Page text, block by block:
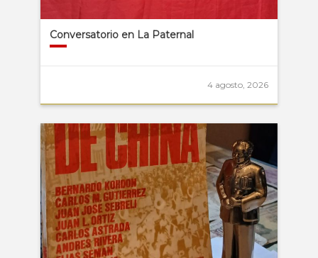
Conversatorio en La Paternal
4 agosto, 2026